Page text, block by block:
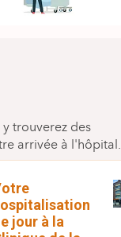
trouverez des
arrivée à l'hôpital.
jour à la